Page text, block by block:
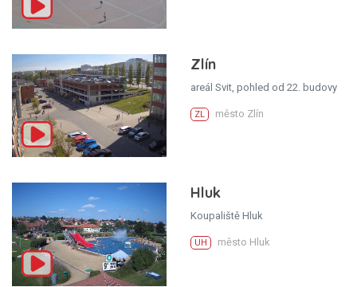
Zlín
areál Svit, pohled od 22. budovy
ZL město Zlín
Hluk
Koupaliště Hluk
UH město Hluk